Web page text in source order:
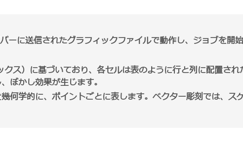
ーに送信されたグラフィックファイルで動作し、ジョブを開
ス）に基づいており、各セルは表のように行と列に配置さ
ぼかし効果が生じます。
何学的に、ポイントごとに表します。ベクター彫刻では、ス